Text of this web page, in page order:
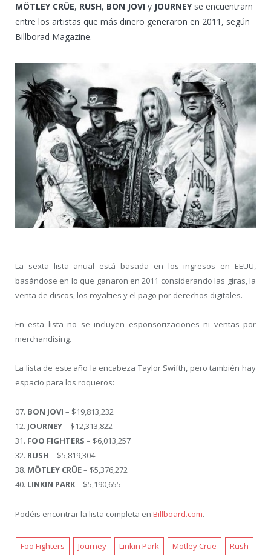
MÖTLEY CRÜE, RUSH, BON JOVI y JOURNEYse encuentrarn
entre los artistas que más dinero generaron en 2011, según
Billborad Magazine.
La sexta lista anual está basada en los ingresos en EEUU,
basándose en lo que ganaron en 2011 considerando las giras, la
venta de discos, los royalties y el pago por derechos digitales.
En esta lista no se incluyen esponsorizaciones ni ventas por
merchandising.
La lista de este año la encabeza Taylor Swifth, pero también hay
espacio para los roqueros:
07. BON JOVI – $19,813,232
12. JOURNEY– $12,313,822
31. FOO FIGHTERS – $6,013,257
32. RUSH – $5,819,304
38. MÖTLEY CRÜE– $5,376,272
40. LINKIN PARK– $5,190,655
Podéis encontrar la lista completa en Billboard.com.
Foo Fighters Journey Linkin Park Motley Crue Rush